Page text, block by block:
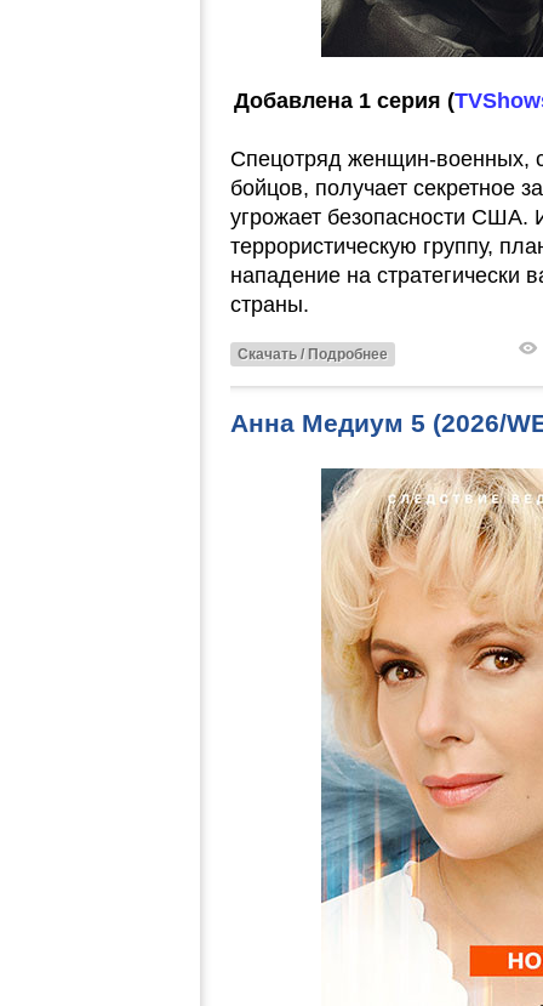
Добавлена 1 серия (
Спецотряд женщин-военных,
бойцов, получает секретное
угрожает безопасности США.
террористическую группу,
нападение на стратегически
страны.
Скачать / Подробнее
Анна Медиум 5 (2026/